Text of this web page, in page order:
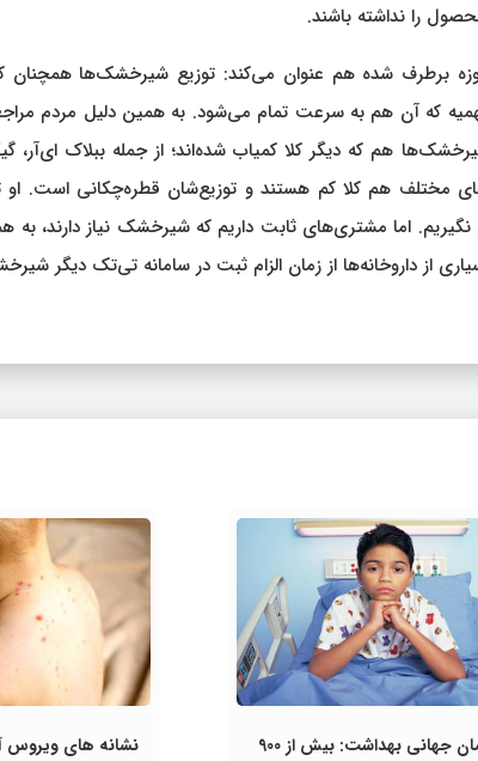
را نداشته باشند.
حوزه برطرف شده هم عنوان می‌کند: توزیع شیرخشک‌ها همچنان
روزه یکی، دو کارتُن (۱۲ تا ۲۴ قوطی) سهمیه که آن هم به سرعت تمام می‌شود. به همین دلیل
هم که دیگر کلا کمیاب شده‌اند؛ از جمله ببلاک ای‌آر،
مختلف هم کلا کم هستند و توزیع‌شان قطره‌چکانی است. او
اما مشتری‌های ثابت داریم که شیرخشک نیاز دارند، به
از داروخانه‌ها از زمان الزام ثبت در سامانه تی‌تک دیگر
سازمان جهانی بهداشت: بیش از 900
نشانه‌ های ویروس